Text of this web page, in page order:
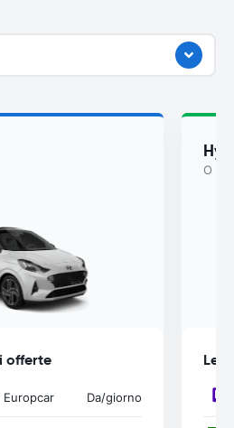
offerte
Europcar Da/giorno
O
Le